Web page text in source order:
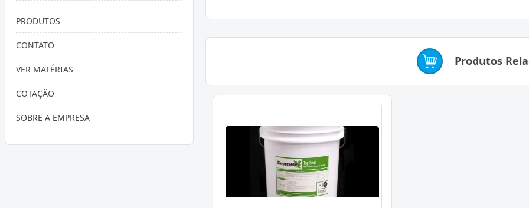
PRODUTOS
CONTATO
VER MATÉRIAS
COTAÇÃO
SOBRE A EMPRESA
Produtos